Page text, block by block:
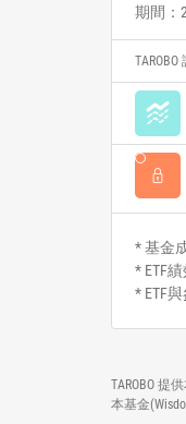
期間：
TAROBO
* 基金
* ETF
* ETF
TAROBO 提
本基金